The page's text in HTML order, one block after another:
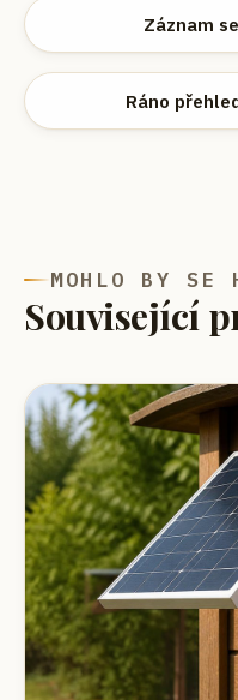
Záznam
Ráno
MOHLO BY SE
Související